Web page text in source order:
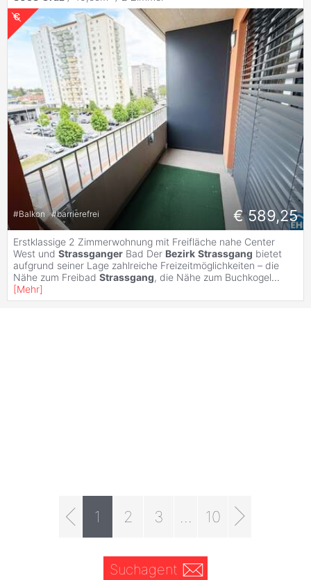
#Balkon #barrierefrei € 589,25
Erstklassige 2 Zimmerwohnung mit Freifläche nahe Center
West und Strassganger Bad Der Bezirk Strassgang bietet
aufgrund seiner Lage zahlreiche Freizeitmöglichkeiten – die
Nähe zum Freibad Strassgang, die Nähe zum Buchkogel...
[Mehr]
1 2 3 10
Suchagent